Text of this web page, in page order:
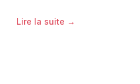
Lire la suite →